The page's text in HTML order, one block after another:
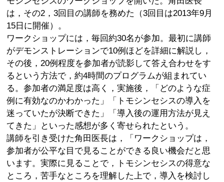
は，その2，3回目の講師を務めた（3回目は2013年9月
15日に開催）。
ワークショップには，毎回約30名が参加。最初に講師
がデモンストレーションで10例ほどを詳細に解説し，
その後，20例程度を参加者が読影して答え合わせをす
るという方法で，約4時間のプログラムが組まれてい
る。参加者の満足度は高く，実施後，「どのような症
例に有効なのかわかった」「トモシンセシスの導入を
迷っていたが決断できた」「導入後の運用方法が見え
てきた」といった感想が多く寄せられたという。
講師を引き受けた角田医長は，「ワークショップは，
参加者が公平な目で見ることができる良い機会だと思
います。実際に見ることで，トモシンセシスの得意な
ところ，苦手なところを理解した上で，導入を検討し